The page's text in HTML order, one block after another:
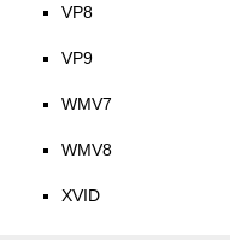
VP8
VP9
WMV7
WMV8
XVID